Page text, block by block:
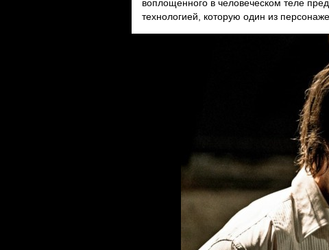
воплощенного в человеческом теле
технологией, которую один из